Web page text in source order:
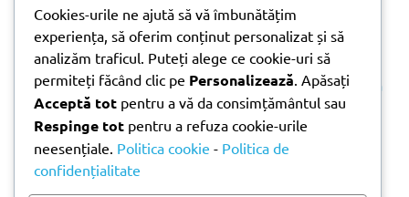
ARTICOLE RECENTE
Parchet laminat sau SPC? Diferențele care contează
Materiale pentru zidărie – avantajele fiecărei soluții
și când se folosesc
Ghid practic pentru alegerea vopselei lavabile
pentru fiecare încăpere
Cookies-urile ne ajută să vă îmbunătățim
experiența, să oferim conținut personalizat și să
analizăm traficul. Puteți alege ce cookie-uri să
permiteți făcând clic pe Personalizează . Apăsați
Acceptă tot pentru a vă da consimțământul sau
Respinge tot pentru a refuza cookie-urile
neesențiale. Politica cookie - Politica de
confidențialitate